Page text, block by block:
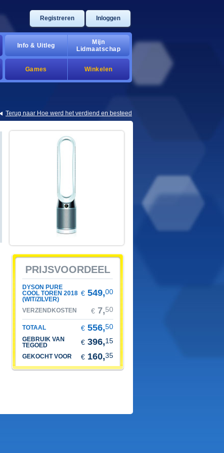
registreren inloggen
info & uitleg
mijn
lidmaatschap
games winkelen
terug naar hoe werd het verdiend en besteed
prijsvoordeel
dyson pure
cool toren 2018
(wit/zilver)
€ 549,00
verzendkosten € 7,50
totaal € 556,50
gebruik van
tegoed
€ 396,15
gekocht voor € 160,35